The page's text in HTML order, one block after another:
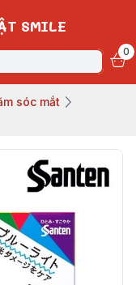
SMILE
0
sóc mắt